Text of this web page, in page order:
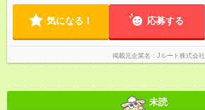
気になる！ 応募する
掲載元企業名 Jルート株式会社
未読